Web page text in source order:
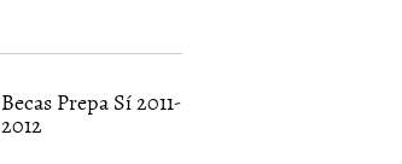
Becas Prepa Sí 2011-
2012